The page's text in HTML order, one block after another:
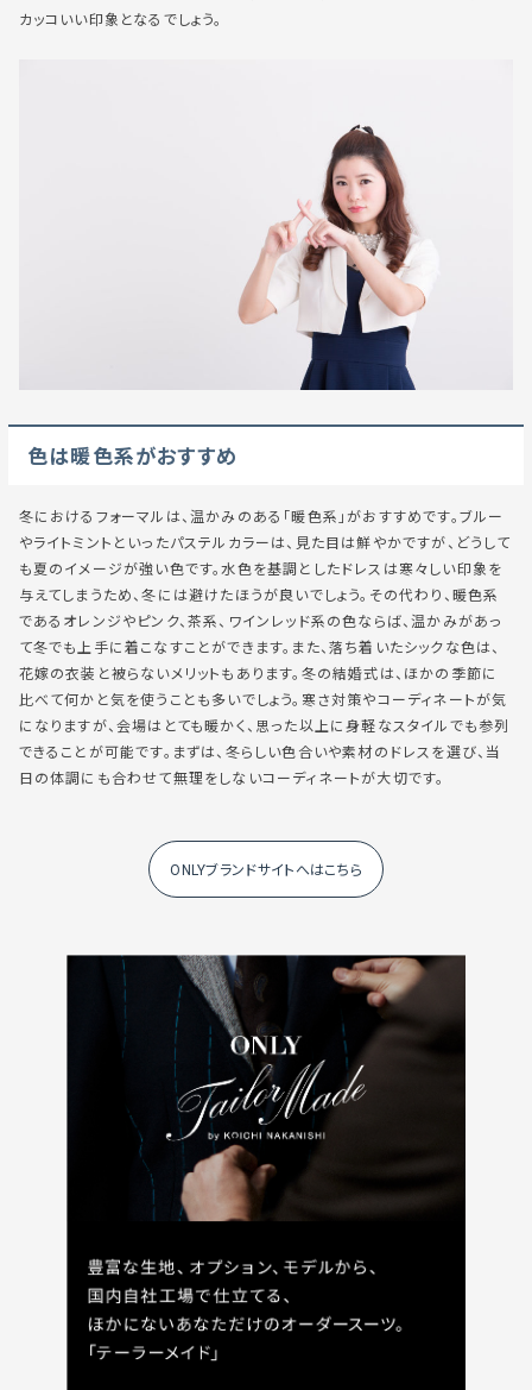
カッコいい印象となるでしょう。
色は暖色系がおすすめ
冬におけるフォーマルは、温かみのある「暖色系」がおすすめです。ブルー
やライトミントといったパステルカラーは、見た目は鮮やかですが、どうして
も夏のイメージが強い色です。水色を基調としたドレスは寒々しい印象を
与えてしまうため、冬には避けたほうが良いでしょう。その代わり、暖色系
であるオレンジやピンク、茶系、ワインレッド系の色ならば、温かみがあっ
て冬でも上手に着こなすことができます。また、落ち着いたシックな色は、
花嫁の衣装と被らないメリットもあります。冬の結婚式は、ほかの季節に
比べて何かと気を使うことも多いでしょう。寒さ対策やコーディネートが気
になりますが、会場はとても暖かく、思った以上に身軽なスタイルでも参列
できることが可能です。まずは、冬らしい色合いや素材のドレスを選び、当
日の体調にも合わせて無理をしないコーディネートが大切です。
ONLYブランドサイトへはこちら